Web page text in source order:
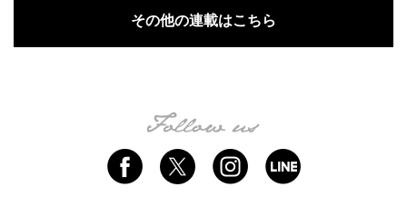
その他の連載はこちら